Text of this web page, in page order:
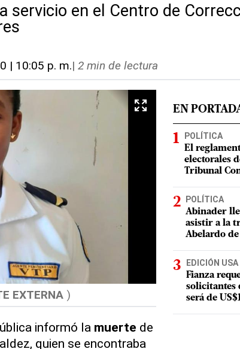
servicio en el Centro de
| 10:05 p. m.| 2 min de lectura
EXTERNA )
informó la muerte de
quien se encontraba
EN
POLÍTICA
El
electorales
Tribunal
POLÍTICA
Abinader
asistir a la
Abelardo
EDICIÓN USA
Fianza
solicitantes
será de